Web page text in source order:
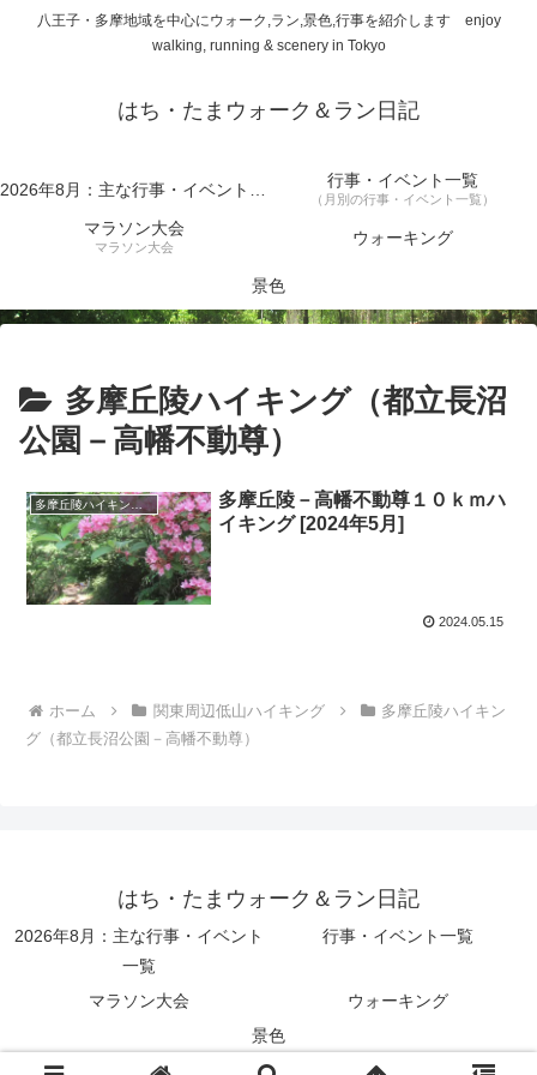
八王子・多摩地域を中心にウォーク,ラン,景色,行事を紹介します enjoy
walking, running & scenery in Tokyo
はち・たまウォーク＆ラン日記
2026年8月：主な行事・イベント一覧 行事・イベント一覧
（月別の行事・イベント一覧）
マラソン大会
マラソン大会 ウォーキング
景色
多摩丘陵ハイキング（都立長沼
公園－高幡不動尊）
多摩丘陵ハイキング（都立長沼公園－高幡不動尊）
多摩丘陵－高幡不動尊１０ｋｍハ
イキング [2024年5月]
2024.05.15
ホーム 関東周辺低山ハイキング
多摩丘陵ハイキン
グ（都立長沼公園－高幡不動尊）
はち・たまウォーク＆ラン日記
2026年8月：主な行事・イベント
一覧
行事・イベント一覧
マラソン大会
ウォーキング
景色